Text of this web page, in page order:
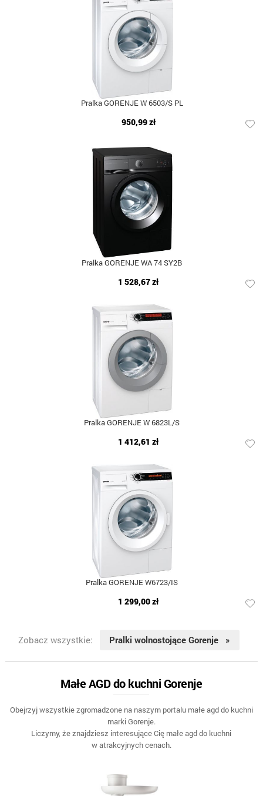
Pralka GORENJE W 6503/S PL
950,99 zł
Pralka GORENJE WA 74 SY2B
1 528,67 zł
Pralka GORENJE W 6823L/S
1 412,61 zł
Pralka GORENJE W6723/IS
1 299,00 zł
Zobacz wszystkie: Pralki wolnostojące Gorenje »
Małe AGD do kuchni Gorenje
Obejrzyj wszystkie zgromadzone na naszym portalu małe agd do kuchni
marki Gorenje.
Liczymy, że znajdziesz interesujące Cię małe agd do kuchni
w atrakcyjnych cenach.